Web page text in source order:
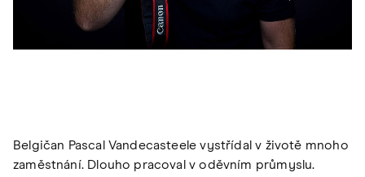
Belgičan Pascal Vandecasteele vystřídal v životě mnoho
zaměstnání. Dlouho pracoval v oděvním průmyslu.